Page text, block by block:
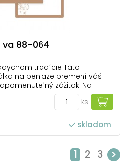
va 88-064
tradície Táto
na peniaze premení váš
zážitok. Na
kúzlo Vianoc – srdcová
korenia a hviezdičiek z
domácu pohodu a
ks
skladom
1 2 3 >